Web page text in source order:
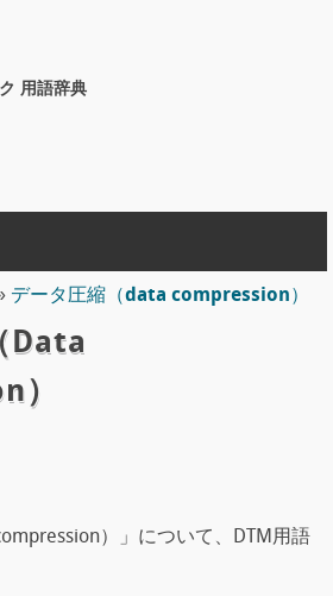
用語辞典
データ圧縮（data compression）
data
）
）」について、DTM用語